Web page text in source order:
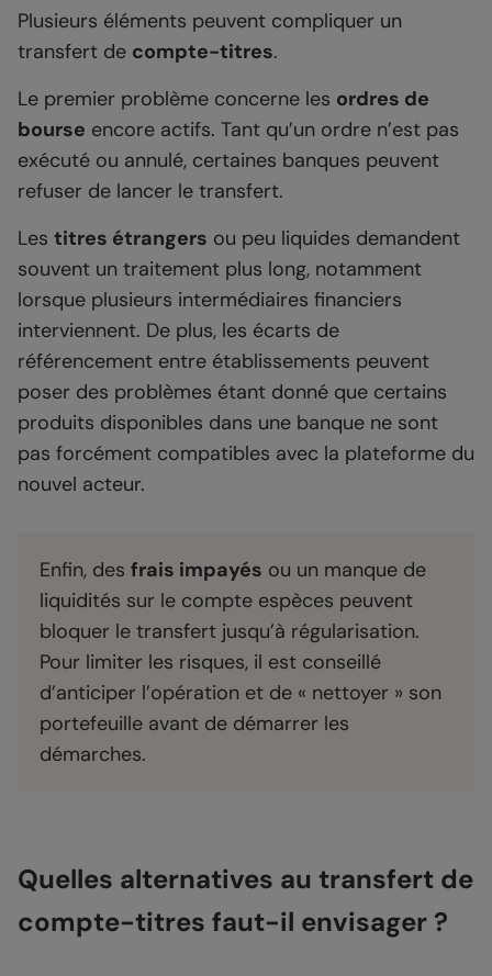
Plusieurs éléments peuvent compliquer un
transfert de compte-titres.
Le premier problème concerne les ordres de
bourse encore actifs. Tant qu’un ordre n’est pas
exécuté ou annulé, certaines banques peuvent
refuser de lancer le transfert.
Les titres étrangers ou peu liquides demandent
souvent un traitement plus long, notamment
lorsque plusieurs intermédiaires financiers
interviennent. De plus, les écarts de
référencement entre établissements peuvent
poser des problèmes étant donné que certains
produits disponibles dans une banque ne sont
pas forcément compatibles avec la plateforme du
nouvel acteur.
Enfin, des frais impayés ou un manque de
liquidités sur le compte espèces peuvent
bloquer le transfert jusqu’à régularisation.
Pour limiter les risques, il est conseillé
d’anticiper l’opération et de « nettoyer » son
portefeuille avant de démarrer les
démarches.
Quelles alternatives au transfert de
compte-titres faut-il envisager ?